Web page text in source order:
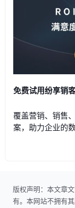
免费试用纷享销
覆盖营销、销售
案，助力企业的
版权声明：本文章
有。本网站不拥有